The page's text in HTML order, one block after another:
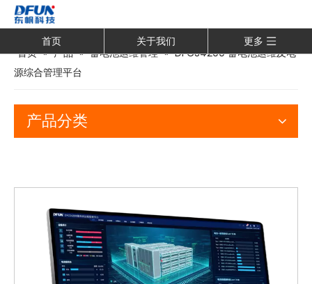
首页 关于我们
更多
首页 » 产品 » 蓄电池运维管理 » DFCS4200 蓄电池运维及电
源综合管理平台
产品分类